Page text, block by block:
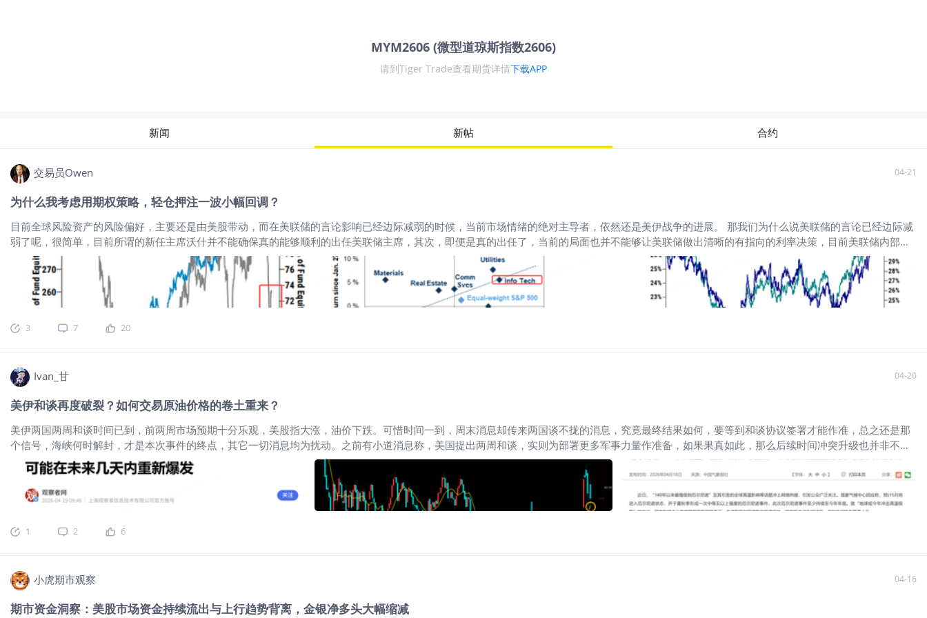
MYM2606 (微型道琼斯指数2606)
请到Tiger Trade查看期货详情下载APP
新闻 新帖 合约
交易员Owen 04-21
为什么我考虑用期权策略，轻仓押注一波小幅回调？
目前全球风险资产的风险偏好，主要还是由美股带动，而在美联储的言论影响已经边际减弱的时候，当前市场情绪的绝对主导者，依然还是美伊战争的进展。 那我们为什么说美联储的言论已经边际减
弱了呢，很简单，目前所谓的新任主席沃什并不能确保真的能够顺利的出任美联储主席，其次，即便是真的出任了，当前的局面也并不能够让美联储做出清晰的有指向的利率决策，目前美联储内部分
歧也在加大，沃什的言论前后矛盾，态度摇摆不定，最大可能是，只要战争还在打，美联储就仍然保持利率不变，此外，我们看不到任何指向性的政策路径，所以市场对美联储的言论计价也在减弱。
其次，如果美联储的言论我们不用太过关注，而目前美伊之间打打谈谈的延宕局面也在短期内无法破局的话，市场自然会陷入高位的大幅震荡整理当中，因为从市场现状上看，美股市场上行和下行的
情绪幅度都是有限制的。 首先，我们简单聊一下为什么说美股的下行幅度被限制了，第一，资产管理头寸针对美股风险敞口仍然保持较高的头寸水平，而且净杠杠值也随着此前的大涨有了明显的上
扬，说明机构这些加杠杆的聪明钱也在过去的一周加仓了美股多头，他们认为最坏的情况，已经过去了：$标普500(.SPX)$ $标普500ETF(SPY)$ $SP500指数主连 2606(ESmain)$ $微型SP500指数主
3 7 20
Ivan_甘 04-20
美伊和谈再度破裂？如何交易原油价格的卷土重来？
美伊两国两周和谈时间已到，前两周市场预期十分乐观，美股指大涨，油价下跌。可惜时间一到，周末消息却传来两国谈不拢的消息，究竟最终结果如何，要等到和谈协议签署才能作准，总之还是那
个信号，海峡何时解封，才是本次事件的终点，其它一切消息均为扰动。之前有小道消息称，美国提出两周和谈，实则为部署更多军事力量作准备，如果果真如此，那么后续时间冲突升级也并非不可
能，大家仍不能掉以轻心。$SP500指数主连 2606(ESmain)$ $微型SP500指数主连 2606(MESmain)$ $微型SP500指数2606(MES2606)$ $道琼斯指数主连 2606(YMmain)$ $微型道琼斯指数主连
2606(MYMmain)$ $道琼斯(.DJI)$ $微型道琼斯指数2606(MYM2606)$ $纳指100ETF(QQQ)$ $纳斯达克(.IXIC)$
1 2 6
小虎期市观察 04-16
期市资金洞察：美股市场资金持续流出与上行趋势背离，金银净多头大幅缩减